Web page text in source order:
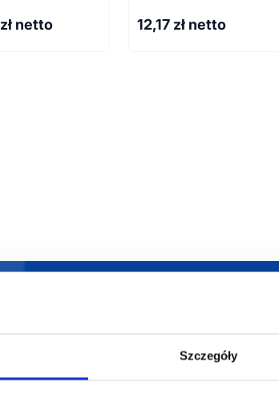
Szczegóły
zł netto 12,17 zł netto